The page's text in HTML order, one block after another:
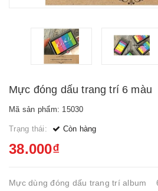
Mực đóng dấu trang trí 6 màu
Mã sản phẩm: 15030
Trạng thái: Còn hàng
38.000₫
Mực dùng đóng dấu trang trí album